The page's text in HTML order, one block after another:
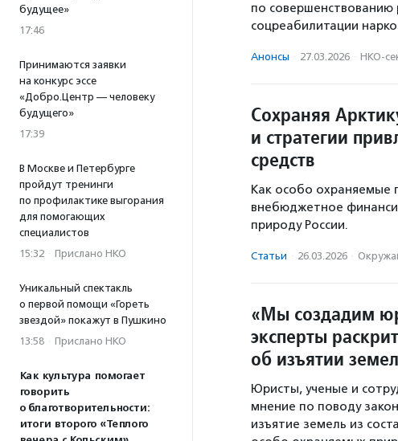
будущее»
17:46
Принимаются заявки
на конкурс эссе
«Добро.Центр — человеку
будущего»
17:39
В Москве и Петербурге
пройдут тренинги
по профилактике выгорания
для помогающих
специалистов
15:32 · Прислано НКО
Уникальный спектакль
о первой помощи «Гореть
звездой» покажут в Пушкино
13:58 · Прислано НКО
Как культура помогает
говорить
о благотворительности:
итоги второго «Теплого
по совершенствованию
соцреабилитации
Анонсы · 27.03.2026 · НКО-
Сохраняя
и стратегии
средств
Как особо охраняемые
внебюджетное
природу России.
Статьи · 26.03.2026 ·
«Мы создадим
эксперты
об изъятии
Юристы, ученые и
мнение по поводу
изъятие земель из